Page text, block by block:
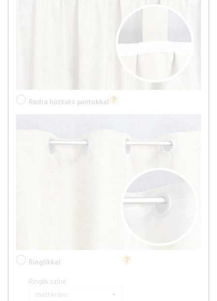
Rúdra húzható pántokkal
Ringlikkel
Ringlik színe:
matt króm